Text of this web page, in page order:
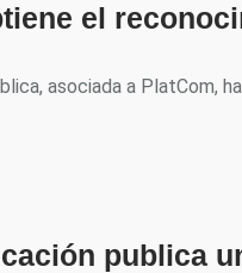
el
asociada a PlatCom,
publica